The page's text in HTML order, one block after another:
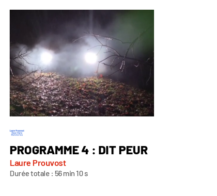
PROGRAMME 4 : DIT PEUR
Laure Prouvost
Durée totale : 56 min 10 s